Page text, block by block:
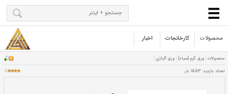
محصولات کارخانجات اخبار